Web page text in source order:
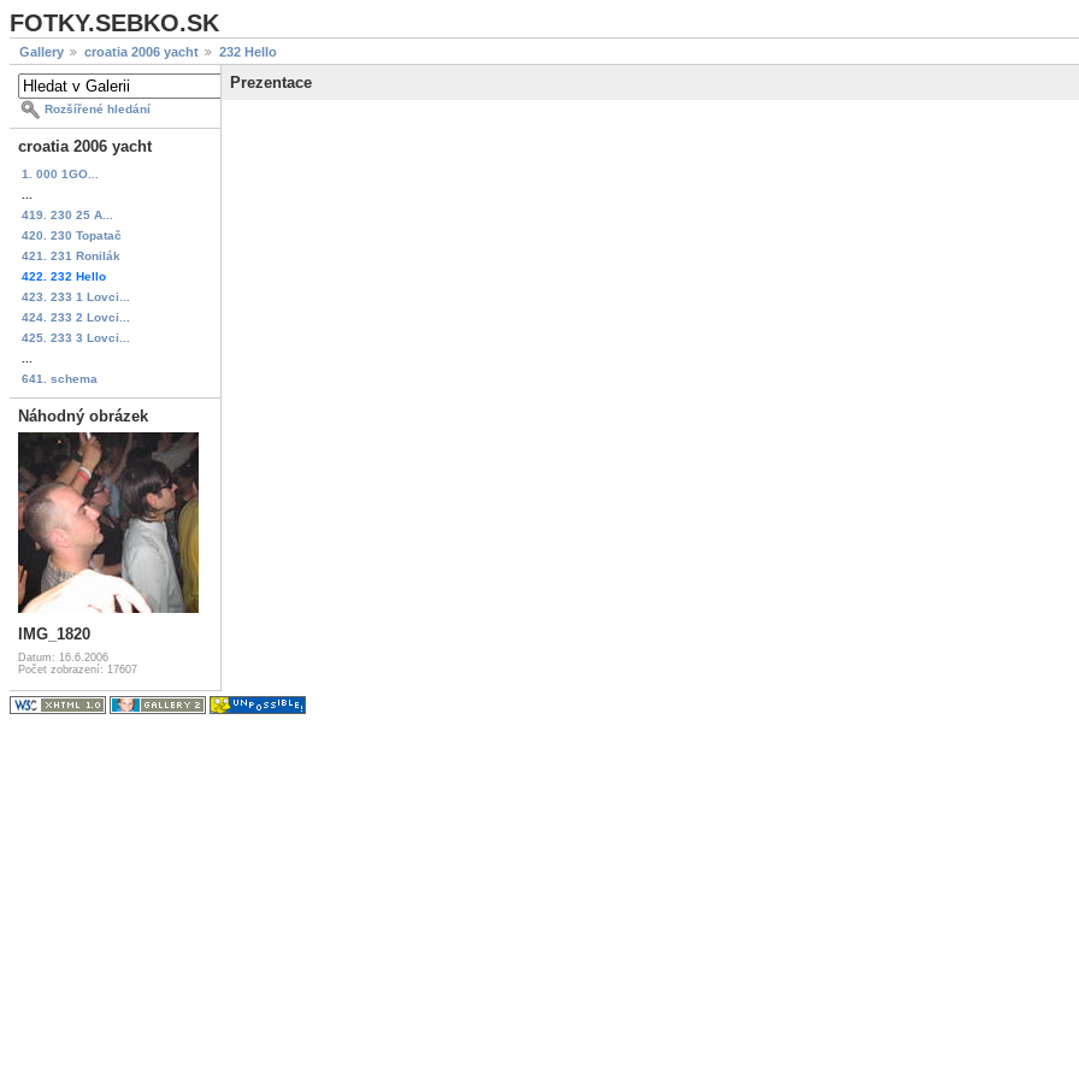
FOTKY.SEBKO.SK
Gallery croatia 2006 yacht 232 Hello
Rozšířené hledání
croatia 2006 yacht
1. 000 1GO...
419. 230 25 A...
420. 230 Topatač
421. 231 Ronilák
422. 232 Hello
423. 233 1 Lovci...
424. 233 2 Lovci...
425. 233 3 Lovci...
641. schema
Náhodný obrázek
IMG_1820
Datum: 16.6.2006
Počet zobrazení: 17607
Prezentace